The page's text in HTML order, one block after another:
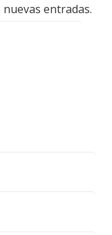
entradas.